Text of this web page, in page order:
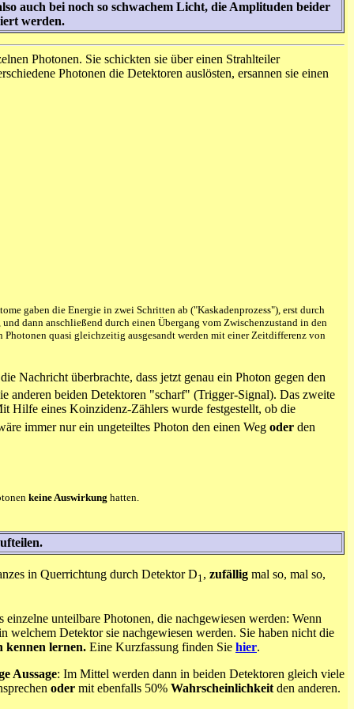
auch bei noch so schwachem Licht, die Amplituden beider
werden.
Photonen. Sie schickten sie über einen Strahlteiler
Photonen die Detektoren auslösten, ersannen sie einen
gaben die Energie in zwei Schritten ab ("Kaskadenprozess"), erst durch
dann anschließend durch einen Übergang vom Zwischenzustand in den
Photonen quasi gleichzeitig ausgesandt werden mit einer Zeitdifferenz von
Nachricht überbrachte, dass jetzt genau ein Photon gegen den
anderen beiden Detektoren "scharf" (Trigger-Signal). Das zweite
Hilfe eines Koinzidenz-Zählers wurde festgestellt, ob die
immer nur ein ungeteiltes Photon den einen Weg oder den
keine Auswirkung hatten.
in Querrichtung durch Detektor D1 , zufällig mal so, mal so,
einzelne unteilbare Photonen, die nachgewiesen werden: Wenn
welchem Detektor sie nachgewiesen werden. Sie haben nicht die
kennen lernen. Eine Kurzfassung finden Sie hier.
Aussage: Im Mittel werden dann in beiden Detektoren gleich viele
oder mit ebenfalls 50% Wahrscheinlichkeit den anderen.